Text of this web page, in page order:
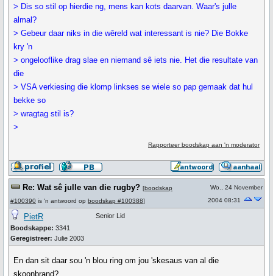
> Dis so stil op hierdie ng, mens kan kots daarvan. Waar's julle
almal?
> Gebeur daar niks in die wêreld wat interessant is nie? Die Bokke
kry 'n
> ongelooflike drag slae en niemand sê iets nie. Het die resultate van
die
> VSA verkiesing die klomp linkses se wiele so pap gemaak dat hul
bekke so
> wragtag stil is?
>
Rapporteer boodskap aan 'n moderator
Re: Wat sê julle van die rugby? [boodskap
#100390 is 'n antwoord op boodskap #100388]
Wo., 24 November
2004 08:31
PietR
Boodskappe: 3341
Geregistreer: Julie 2003
Senior Lid
En dan sit daar sou 'n blou ring om jou 'skesaus van al die
skoonbrand?